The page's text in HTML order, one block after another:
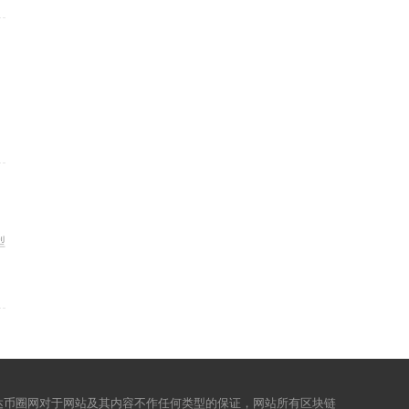
圈网对于网站及其内容不作任何类型的保证，网站所有区块链